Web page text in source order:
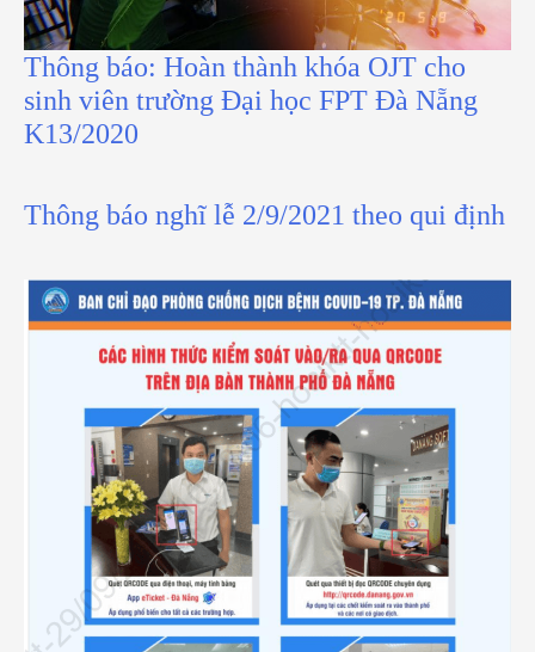
Thông báo: Hoàn thành khóa OJT cho
sinh viên trường Đại học FPT Đà Nẵng
K13/2020
Thông báo nghĩ lễ 2/9/2021 theo qui định